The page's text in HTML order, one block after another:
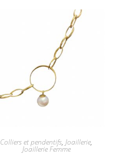
Colliers et pendentifs,Joaillerie,
Joaillerie Femme